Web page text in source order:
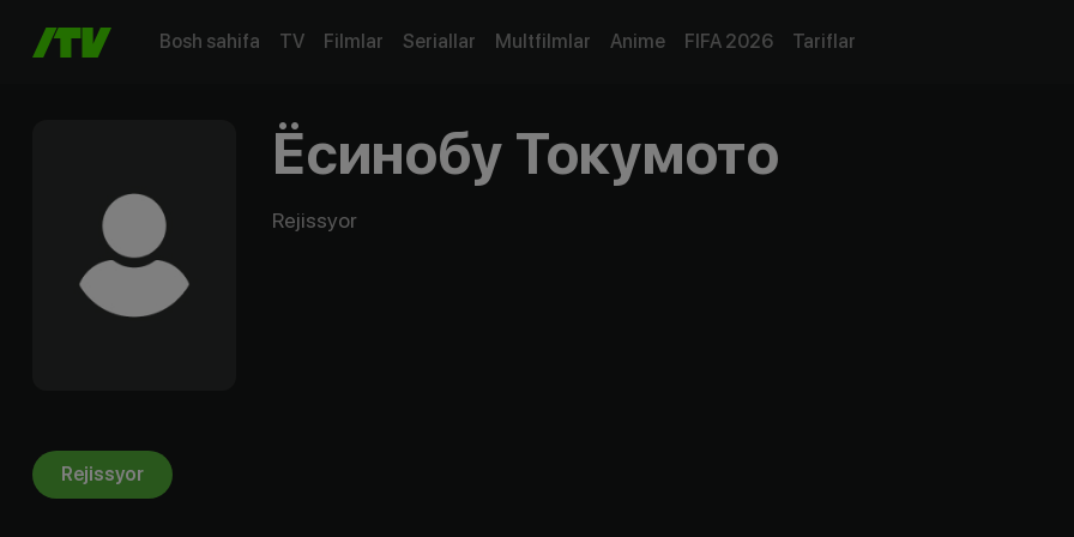
Bosh sahifa TV Filmlar Seriallar Multfilmlar Anime FIFA 2026 Tariflar
Ёсинобу Токумото
Rejissyor
Rejissyor